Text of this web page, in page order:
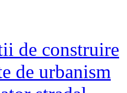
de construire
de urbanism